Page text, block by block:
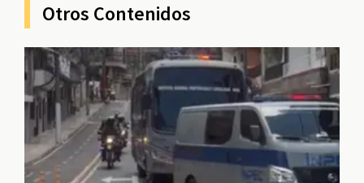
Otros Contenidos